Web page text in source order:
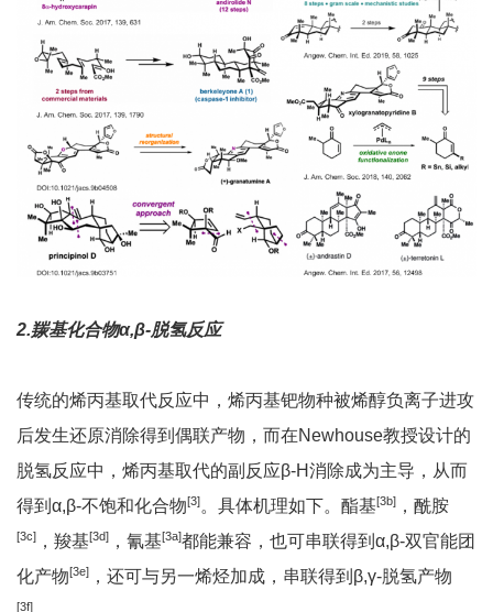
2.羰基化合物α,β-脱氢反应
传统的烯丙基取代反应中，烯丙基钯物种被烯醇负离子进攻
后发生还原消除得到偶联产物，而在Newhouse教授设计的
脱氢反应中，烯丙基取代的副反应β-H消除成为主导，从而
得到α,β-不饱和化合物[3]。具体机理如下。酯基[3b] ，酰胺
[3c] ，羧基[3d] ，氰基[3a]都能兼容，也可串联得到α,β-双官能团
化产物[3e] ，还可与另一烯烃加成，串联得到β,γ-脱氢产物
[3f]